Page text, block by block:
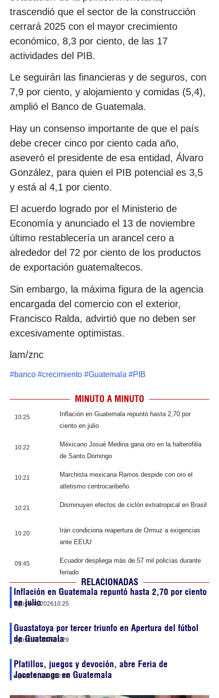
trascendió que el sector de la construcción
cerrará 2025 con el mayor crecimiento
económico, 8,3 por ciento, de las 17
actividades del PIB.
Le seguirán las financieras y de seguros, con
7,9 por ciento, y alojamiento y comidas (5,4),
amplió el Banco de Guatemala.
Hay un consenso importante de que el país
debe crecer cinco por ciento cada año,
aseveró el presidente de esa entidad, Álvaro
González, para quien el PIB potencial es 3,5
y está al 4,1 por ciento.
El acuerdo logrado por el Ministerio de
Economía y anunciado el 13 de noviembre
último restablecería un arancel cero a
alrededor del 72 por ciento de los productos
de exportación guatemaltecos.
Sin embargo, la máxima figura de la agencia
encargada del comercio con el exterior,
Francisco Ralda, advirtió que no deben ser
excesivamente optimistas.
lam/znc
#banco #crecimiento #Guatemala #PIB
MINUTO A MINUTO
10:25
Inflación en Guatemala repuntó hasta 2,70 por
ciento en julio
10:22
Méxicano Josué Medina gana oro en la halterofilia
de Santo Domingo
10:21
Marchista mexicana Ramos despide con oro el
atletismo centrocaribeño
10:21 Disminuyen efectos de ciclón extratropical en Brasil
10:20
Irán condiciona reapertura de Ormuz a exigencias
ante EEUU
09:45
Ecuador despliega más de 57 mil policías durante
feriado
RELACIONADAS
Inflación en Guatemala repuntó hasta 2,70 por ciento
en julio
agosto 8, 202610:25
Guastatoya por tercer triunfo en Apertura del fútbol
de Guatemala
agosto 8, 202601:29
Platillos, juegos y devoción, abre Feria de
Jocotenango en Guatemala
agosto 8, 202600:28